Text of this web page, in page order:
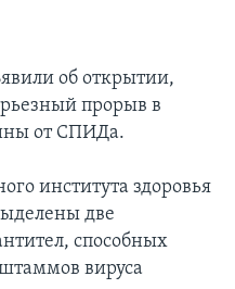
об открытии,
прорыв в
от СПИДа.
института здоровья
две
способных
вируса